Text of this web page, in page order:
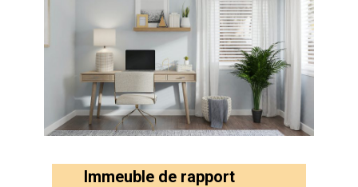
Immeuble de rapport